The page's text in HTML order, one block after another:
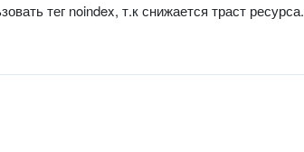
тег noindex, т.к снижается траст ресурса.